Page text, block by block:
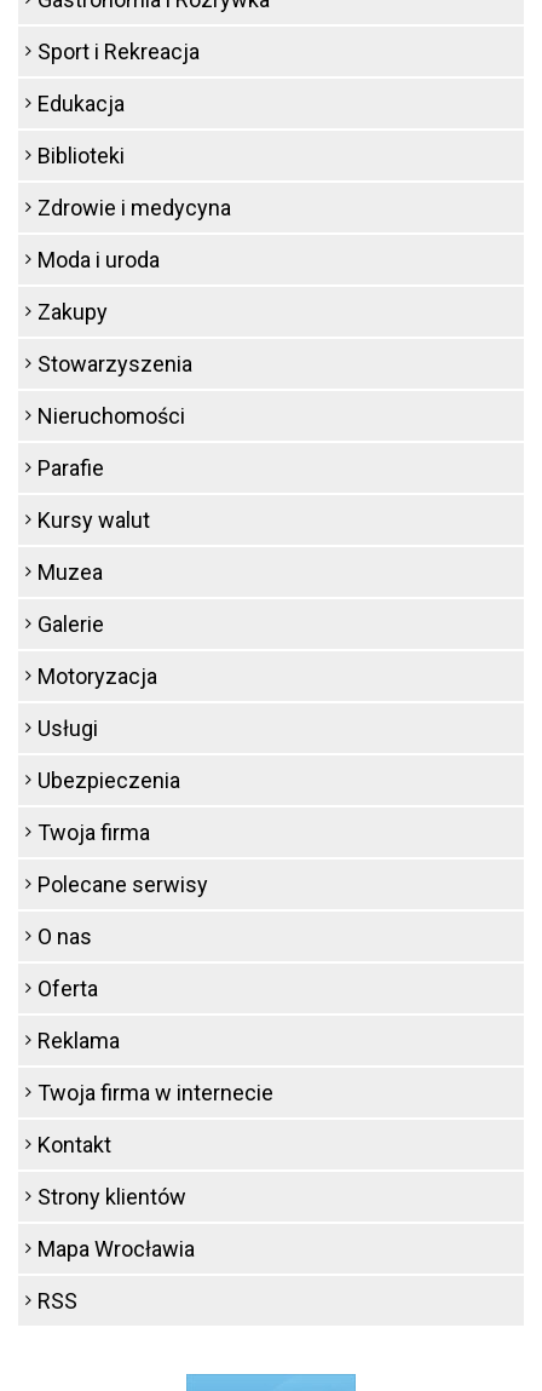
Sport i Rekreacja
Edukacja
Biblioteki
Zdrowie i medycyna
Moda i uroda
Zakupy
Stowarzyszenia
Nieruchomości
Parafie
Kursy walut
Muzea
Galerie
Motoryzacja
Usługi
Ubezpieczenia
Twoja firma
Polecane serwisy
O nas
Oferta
Reklama
Twoja firma w internecie
Kontakt
Strony klientów
Mapa Wrocławia
RSS